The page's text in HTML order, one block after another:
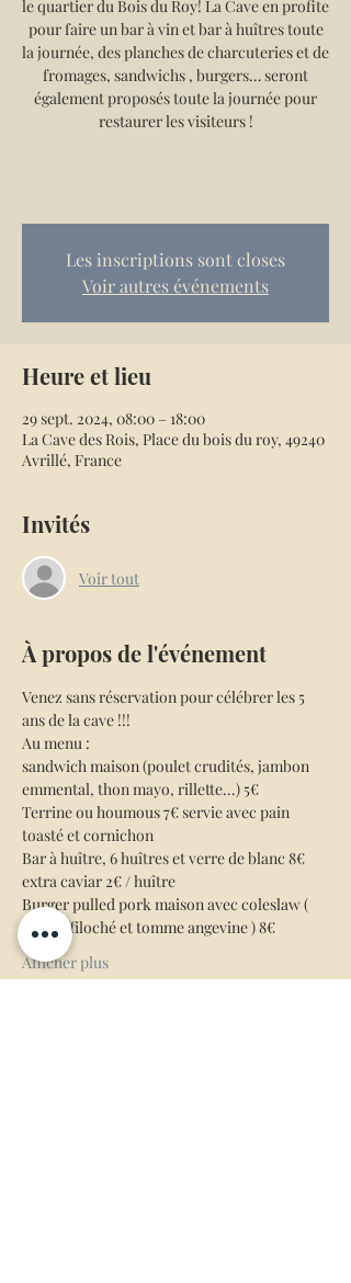
le quartier du Bois du Roy! La Cave en profite
pour faire un bar à vin et bar à huîtres toute
la journée, des planches de charcuteries et de
fromages, sandwichs , burgers… seront
également proposés toute la journée pour
restaurer les visiteurs !
Les inscriptions sont closes
Voir autres événements
Heure et lieu
29 sept. 2024, 08:00 – 18:00
La Cave des Rois, Place du bois du roy, 49240
Avrillé, France
Invités
Voir tout
À propos de l'événement
Venez sans réservation pour célébrer les 5
ans de la cave !!!
Au menu :
sandwich maison (poulet crudités, jambon
emmental, thon mayo, rillette...) 5€
Terrine ou houmous 7€ servie avec pain
toasté et cornichon
Bar à huître, 6 huîtres et verre de blanc 8€
extra caviar 2€ / huître
Burger pulled pork maison avec coleslaw (
porc effiloché et tomme angevine ) 8€
Afficher plus